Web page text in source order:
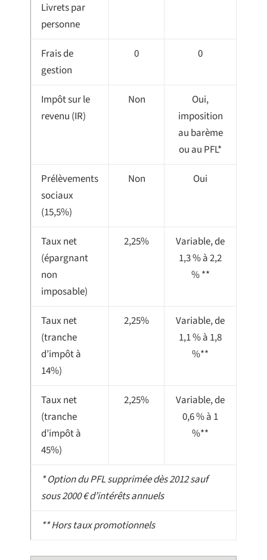
Livrets par
personne
Frais de
gestion
0 0
Impôt sur le
revenu (IR)
Non
Oui,
imposition
au barème
ou au PFL*
Prélèvements
sociaux
(15,5%)
Non Oui
Taux net
(épargnant
non
imposable)
2,25%
Variable, de
1,3 % à 2,2
% **
Taux net
(tranche
d’impôt à
14%)
2,25%
Variable, de
1,1 % à 1,8
%**
Taux net
(tranche
d’impôt à
45%)
2,25%
Variable, de
0,6 % à 1
%**
* Option du PFL supprimée dès 2012 sauf
sous 2000 € d’intérêts annuels
** Hors taux promotionnels